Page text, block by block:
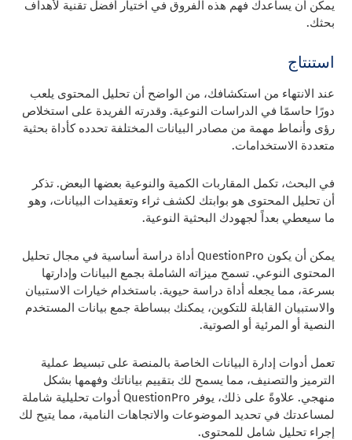
يمكن أن يساعدك فهم هذه الفروق في اختيار أفضل تقنية لأهداف
بحثك.
استنتاج
عند الانتهاء من استكشافك، من الواضح أن تحليل المحتوى يلعب
دورًا حاسمًا في الدراسات النوعية. وقدرته الفريدة على استخلاص
رؤى وأنماط مهمة من مصادر البيانات المختلفة تحدده كأداة بحثية
متعددة الاستخدامات.
في البحث، تكمل المقاربات الكمية والنوعية بعضها البعض. تذكر
أن تحليل المحتوى هو بوابتك لكشف ثراء وتعقيدات البيانات، وهو
ما سيعطي بعداً لجهودك البحثية النوعية.
يمكن أن يكون QuestionPro أداة دراسة أساسية في مجال تحليل
المحتوى النوعي. تسمح ميزاته الشاملة بجمع البيانات وإدارتها
بسرعة، مما يجعله أداة دراسة حيوية. باستخدام خيارات الاستبيان
والاستبيان القابلة للتكوين، يمكنك ببساطة جمع بيانات المستخدم
النصية أو المرئية أو الصوتية.
تعمل أدوات إدارة البيانات الخاصة بالمنصة على تبسيط عملية
الترميز والتصنيف، مما يسمح لك بتقييم بياناتك وفهمها بشكل
منهجي. علاوةً على ذلك، يوفر QuestionPro أدوات تحليلية شاملة
لمساعدتك في تحديد الموضوعات والاتجاهات النامية، مما يتيح لك
إجراء تحليل شامل للمحتوى.